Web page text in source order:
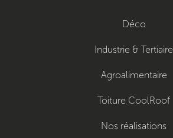
Déco
Industrie & Tertiaire
Agroalimentaire
Toiture CoolRoof
Nos réalisations